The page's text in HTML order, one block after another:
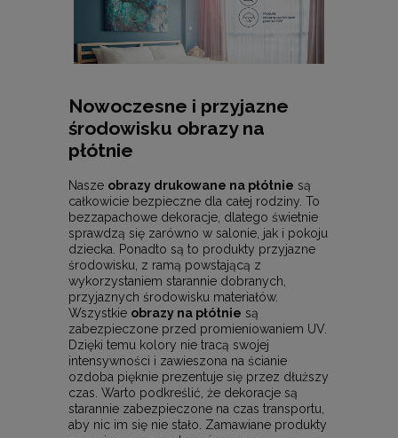
Nowoczesne i przyjazne
środowisku obrazy na
płótnie
Nasze obrazy drukowane na płótnie są
całkowicie bezpieczne dla całej rodziny. To
bezzapachowe dekoracje, dlatego świetnie
sprawdzą się zarówno w salonie, jak i pokoju
dziecka. Ponadto są to produkty przyjazne
środowisku, z ramą powstającą z
wykorzystaniem starannie dobranych,
przyjaznych środowisku materiałów.
Wszystkie obrazy na płótnie są
zabezpieczone przed promieniowaniem UV.
Dzięki temu kolory nie tracą swojej
intensywności i zawieszona na ścianie
ozdoba pięknie prezentuje się przez dłuższy
czas. Warto podkreślić, że dekoracje są
starannie zabezpieczone na czas transportu,
aby nic im się nie stało. Zamawiane produkty